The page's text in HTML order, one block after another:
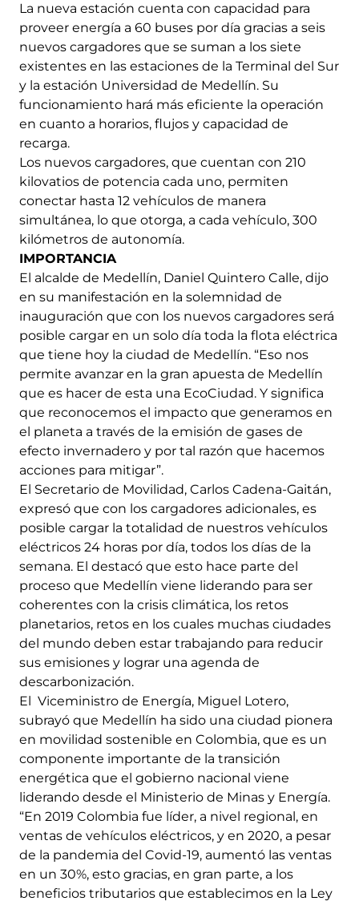
La nueva estación cuenta con capacidad para
proveer energía a 60 buses por día gracias a seis
nuevos cargadores que se suman a los siete
existentes en las estaciones de la Terminal del Sur
y la estación Universidad de Medellín. Su
funcionamiento hará más eficiente la operación
en cuanto a horarios, flujos y capacidad de
recarga.
Los nuevos cargadores, que cuentan con 210
kilovatios de potencia cada uno, permiten
conectar hasta 12 vehículos de manera
simultánea, lo que otorga, a cada vehículo, 300
kilómetros de autonomía.
IMPORTANCIA
El alcalde de Medellín, Daniel Quintero Calle, dijo
en su manifestación en la solemnidad de
inauguración que con los nuevos cargadores será
posible cargar en un solo día toda la flota eléctrica
que tiene hoy la ciudad de Medellín. “Eso nos
permite avanzar en la gran apuesta de Medellín
que es hacer de esta una EcoCiudad. Y significa
que reconocemos el impacto que generamos en
el planeta a través de la emisión de gases de
efecto invernadero y por tal razón que hacemos
acciones para mitigar”.
El Secretario de Movilidad, Carlos Cadena-Gaitán,
expresó que con los cargadores adicionales, es
posible cargar la totalidad de nuestros vehículos
eléctricos 24 horas por día, todos los días de la
semana. El destacó que esto hace parte del
proceso que Medellín viene liderando para ser
coherentes con la crisis climática, los retos
planetarios, retos en los cuales muchas ciudades
del mundo deben estar trabajando para reducir
sus emisiones y lograr una agenda de
descarbonización.
El Viceministro de Energía, Miguel Lotero,
subrayó que Medellín ha sido una ciudad pionera
en movilidad sostenible en Colombia, que es un
componente importante de la transición
energética que el gobierno nacional viene
liderando desde el Ministerio de Minas y Energía.
“En 2019 Colombia fue líder, a nivel regional, en
ventas de vehículos eléctricos, y en 2020, a pesar
de la pandemia del Covid-19, aumentó las ventas
en un 30%, esto gracias, en gran parte, a los
beneficios tributarios que establecimos en la Ley